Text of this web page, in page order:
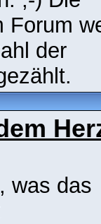
Forum
der
was das